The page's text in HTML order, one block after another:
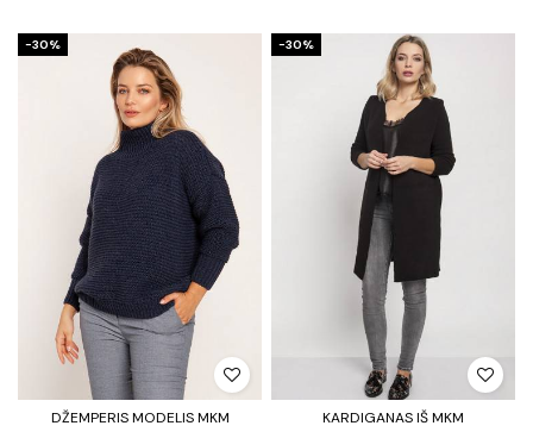
−30%
DŽEMPERIS MODELIS MKM
−30%
KARDIGANAS IŠ MKM